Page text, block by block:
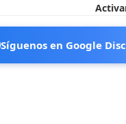
Síguenos en Google